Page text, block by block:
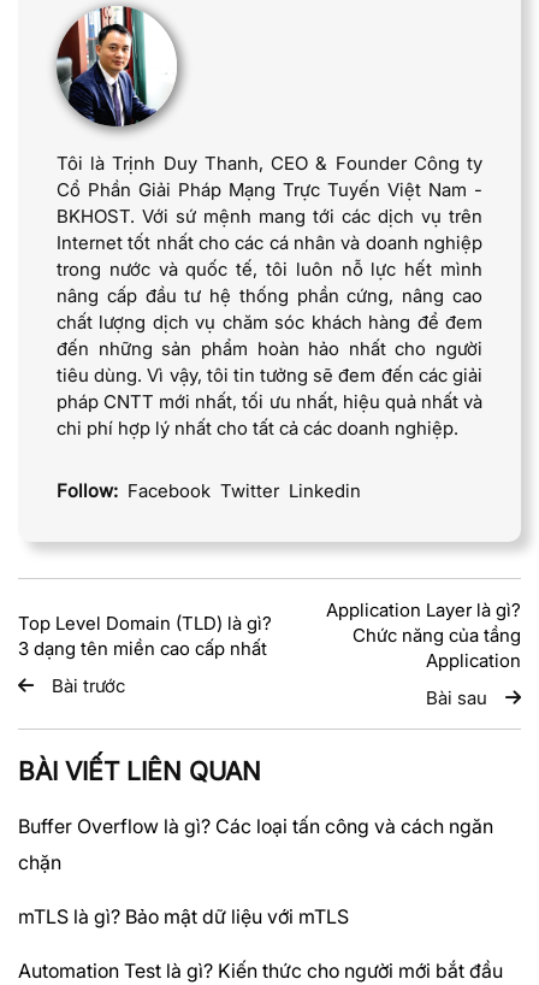
Tôi là Trịnh Duy Thanh, CEO & Founder Công ty
Cổ Phần Giải Pháp Mạng Trực Tuyến Việt Nam -
BKHOST. Với sứ mệnh mang tới các dịch vụ trên
Internet tốt nhất cho các cá nhân và doanh nghiệp
trong nước và quốc tế, tôi luôn nỗ lực hết mình
nâng cấp đầu tư hệ thống phần cứng, nâng cao
chất lượng dịch vụ chăm sóc khách hàng để đem
đến những sản phẩm hoàn hảo nhất cho người
tiêu dùng. Vì vậy, tôi tin tưởng sẽ đem đến các giải
pháp CNTT mới nhất, tối ưu nhất, hiệu quả nhất và
chi phí hợp lý nhất cho tất cả các doanh nghiệp.
Follow: Facebook Twitter Linkedin
Top Level Domain (TLD) là gì?
3 dạng tên miền cao cấp nhất
Bài trước
Application Layer là gì?
Chức năng của tầng
Application
Bài sau
BÀI VIẾT LIÊN QUAN
Buffer Overflow là gì? Các loại tấn công và cách ngăn
chặn
mTLS là gì? Bảo mật dữ liệu với mTLS
Automation Test là gì? Kiến thức cho người mới bắt đầu